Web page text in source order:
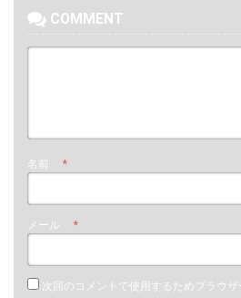
COMMENT
名前 *
メール *
次回のコメントで使用するためブラウ